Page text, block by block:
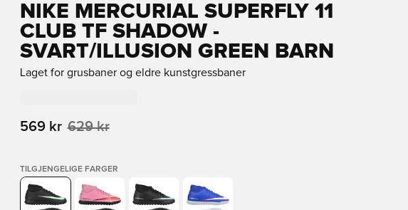
NIKE MERCURIAL SUPERFLY 11
CLUB TF SHADOW -
SVART/ILLUSION GREEN BARN
Laget for grusbaner og eldre kunstgressbaner
569 kr 629 kr
TILGJENGELIGE FARGER